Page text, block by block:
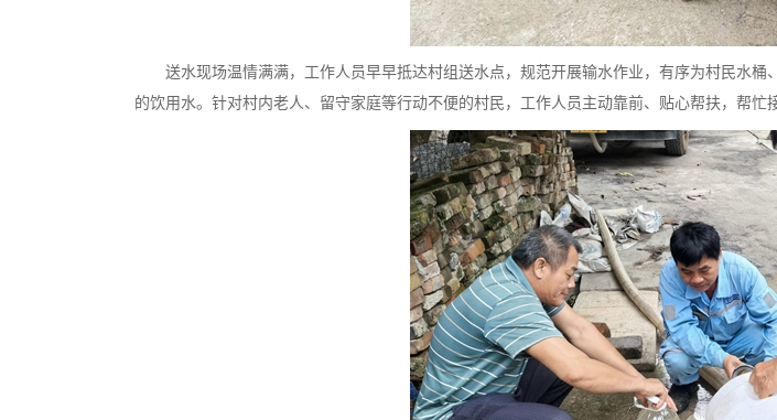
送水现场温情满满，工作人员早早抵达村组送水点，规范开展输水作业，有序为村民水
的饮用水。针对村内老人、留守家庭等行动不便的村民，工作人员主动靠前、贴心帮扶，帮忙